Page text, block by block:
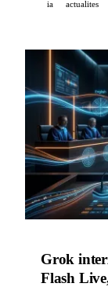
ia actualites
Grok
Flash